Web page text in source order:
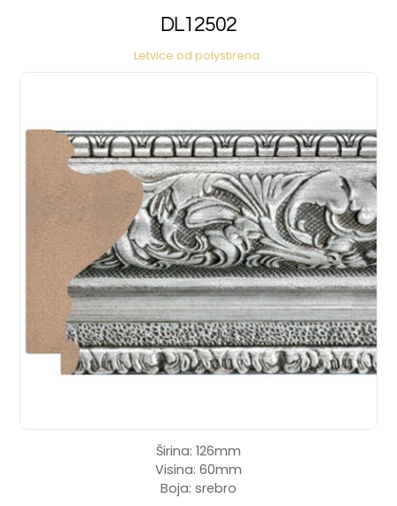
DL12502
Letvice od polystirena
Širina: 126mm
Visina: 60mm
Boja: srebro